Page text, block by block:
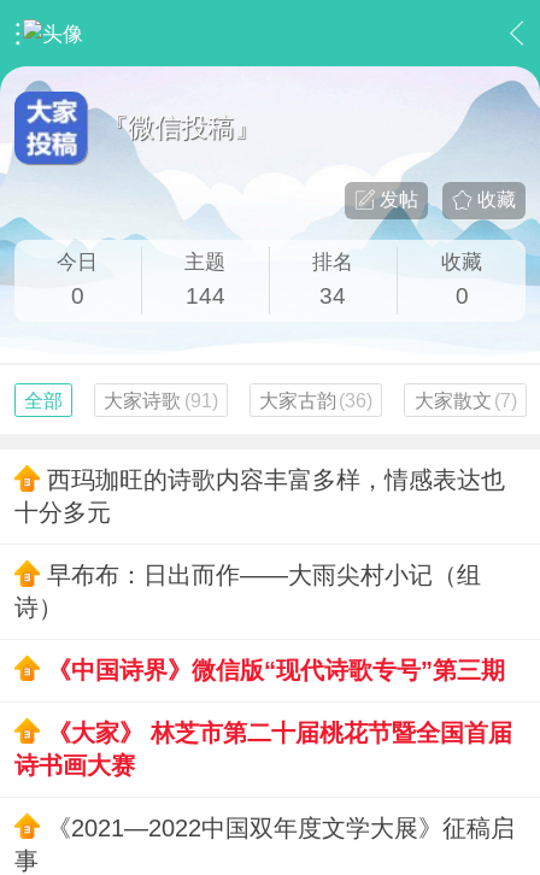
【大家刊物】 › 『微信投稿』
『微信投稿』
收藏
发帖
今日
0
主题
144
排名
34
收藏
0
全部 大家诗歌 (91) 大家古韵 (36) 大家散文 (7)
西玛珈旺的诗歌内容丰富多样，情感表达也
十分多元
早布布：日出而作——大雨尖村小记（组
诗）
《中国诗界》微信版“现代诗歌专号”第三期
《大家》 林芝市第二十届桃花节暨全国首届
诗书画大赛
《2021—2022中国双年度文学大展》征稿启
事